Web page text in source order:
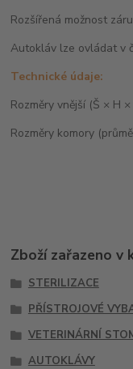
Rozšířená možnost
Autokláv lze ovládat v
Technické údaje:
Rozměry vnější (Š × H
Rozměry komory
Zboží zařazeno v
STERILIZACE
PŘÍSTROJOVÉ
VETERINÁRNÍ
AUTOKLÁVY